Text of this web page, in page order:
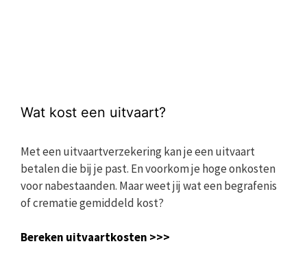
Wat kost een uitvaart?
Met een uitvaartverzekering kan je een uitvaart
betalen die bij je past. En voorkom je hoge onkosten
voor nabestaanden. Maar weet jij wat een begrafenis
of crematie gemiddeld kost?
Bereken uitvaartkosten >>>